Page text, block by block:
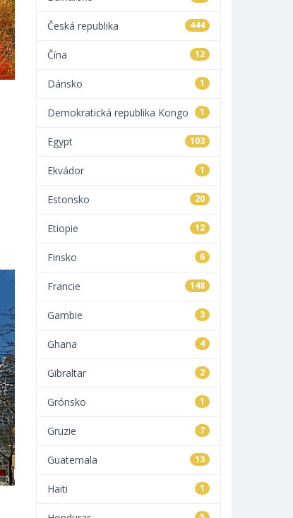
444
Česká republika
12
Čína
1
Dánsko
1
Demokratická republika Kongo
103
Egypt
1
Ekvádor
20
Estonsko
12
Etiopie
6
Finsko
148
Francie
3
Gambie
4
Ghana
2
Gibraltar
1
Grónsko
7
Gruzie
13
Guatemala
1
Haiti